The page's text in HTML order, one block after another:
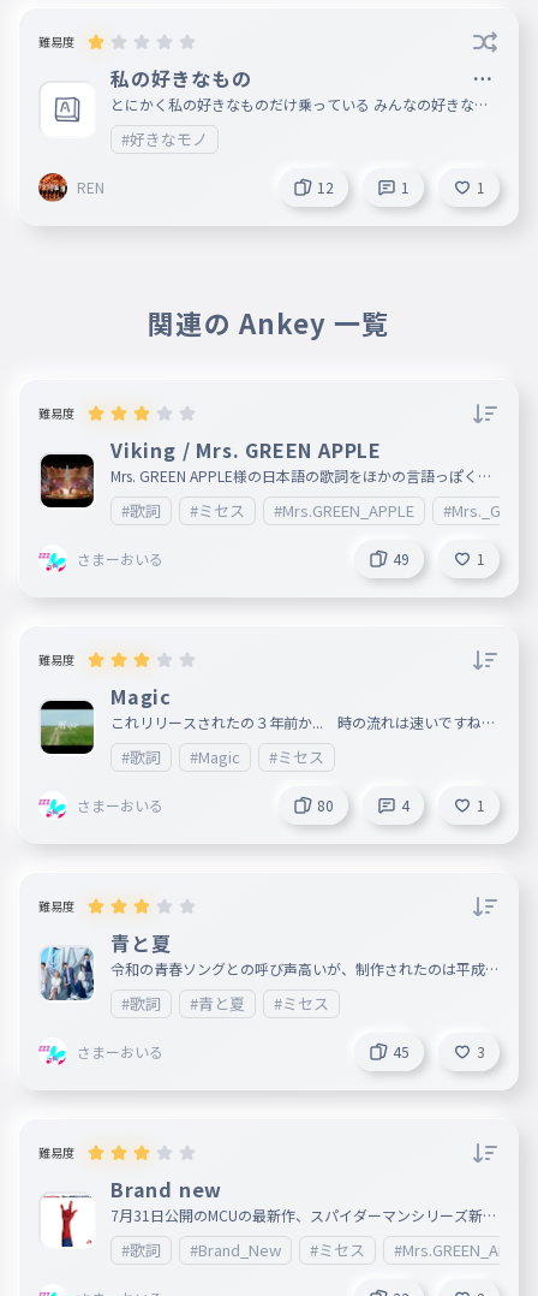
難易度
私の好きなもの み
んなの好きなものコメントで教えて
とにかく私の好きなものだけ乗っている みんなの好きなも
のコメントで教えて
#好きなモノ
REN 12 1 1
関連の Ankey 一覧
難易度
Viking / Mrs. GREEN APPLE
Mrs. GREEN APPLE様の日本語の歌詞をほかの言語っぽく歌
っていることで有名(知らんけど)な楽曲 ARENA TOUR 2023
"NOAH no HAKOBUNE" でも披露されたこの Viking ですが
ライブ映像を見た私は「この曲はNOAH no HAKOBUNEのた
めに作られてんじゃね？」と思うぐらい ライブのストーリ
ーのイメージと曲風が一致していましたね。 アルバム Attitu
E ジャンル Japanese Rock 、 J-POP
#歌詞 #ミセス #Mrs.GREEN_APPLE
さまーおいる 49 1
難易度
Magic
これリリースされたの３年前か... 時の流れは速いですねぇ
～ たしかこの曲はコカコーラのキャンペーンのテーマソ
ングだったはずです。が、この曲が神曲なら何でもいいです
今日の朝ごはん しょくぱんうぃずはにー ◇ルール ・ハイ
フン以外の記号は打たない ・アルファベットがあったらす
べて小文字 ・楽しみましょう ※Tyに関しまして不備等ござ
いましたら、コメントお願いします。文句や侮辱も一部受け
付けております。 ※₂ ごめんなさい 少し長くなりすぎまし
#歌詞 #Magic #ミセス
さまーおいる 80 4 1
難易度
青と夏
令和の青春ソングとの呼び声高いが、制作されたのは平成と
いうちょっと複雑な事情を持つこの名曲をお届けします ち
なみに、私はこの頃のミセスのアー写がかなり好きなので、
サムネにしときます ◇本日のルール ・記号はハイフン以外
ょくぱんうぃずばたー
#歌詞 #青と夏 #ミセス
さまーおいる 45 3
難易度
Brand new
7月31日公開のMCUの最新作、スパイダーマンシリーズ新た
な3部作の1作目「スパイダーマン ブランド・ニュー・デ
イ」の主題歌であります ◇ルール ・ハイフン以外の記号は
打たない ・アルファベットはすべて小文字 ・頑張ろう
#歌詞 #Brand_New #ミセス #Mrs.GREEN_APPLE